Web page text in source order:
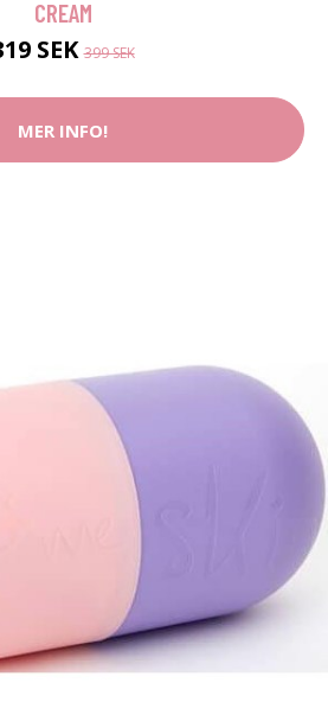
CREAM
SEK399 SEK
MER INFO!